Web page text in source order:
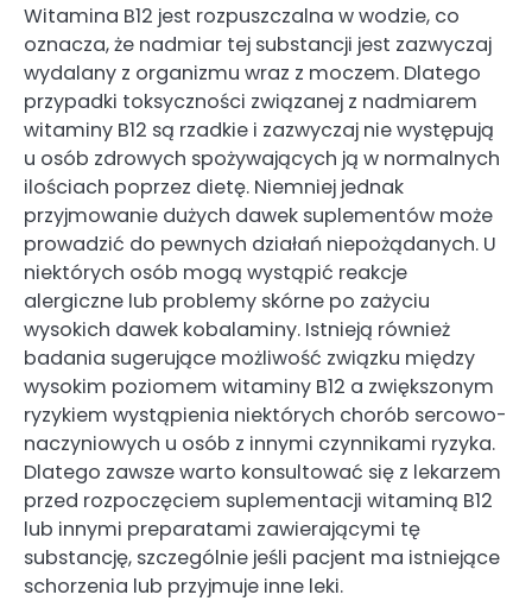
Witamina B12 jest rozpuszczalna w wodzie, co
oznacza, że nadmiar tej substancji jest zazwyczaj
wydalany z organizmu wraz z moczem. Dlatego
przypadki toksyczności związanej z nadmiarem
witaminy B12 są rzadkie i zazwyczaj nie występują
u osób zdrowych spożywających ją w normalnych
ilościach poprzez dietę. Niemniej jednak
przyjmowanie dużych dawek suplementów może
prowadzić do pewnych działań niepożądanych. U
niektórych osób mogą wystąpić reakcje
alergiczne lub problemy skórne po zażyciu
wysokich dawek kobalaminy. Istnieją również
badania sugerujące możliwość związku między
wysokim poziomem witaminy B12 a zwiększonym
ryzykiem wystąpienia niektórych chorób sercowo-
naczyniowych u osób z innymi czynnikami ryzyka.
Dlatego zawsze warto konsultować się z lekarzem
przed rozpoczęciem suplementacji witaminą B12
lub innymi preparatami zawierającymi tę
substancję, szczególnie jeśli pacjent ma istniejące
schorzenia lub przyjmuje inne leki.